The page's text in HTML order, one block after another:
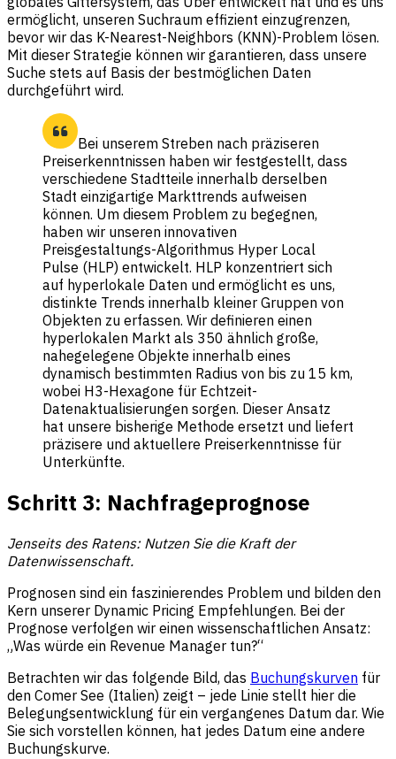
ermöglicht, unseren Suchraum effizient einzugrenzen,
bevor wir das K-Nearest-Neighbors (KNN)-Problem lösen.
Mit dieser Strategie können wir garantieren, dass unsere
Suche stets auf Basis der bestmöglichen Daten
durchgeführt wird.
Bei unserem Streben nach präziseren
Preiserkenntnissen haben wir festgestellt, dass
verschiedene Stadtteile innerhalb derselben
Stadt einzigartige Markttrends aufweisen
können. Um diesem Problem zu begegnen,
haben wir unseren innovativen
Preisgestaltungs-Algorithmus Hyper Local
Pulse (HLP) entwickelt. HLP konzentriert sich
auf hyperlokale Daten und ermöglicht es uns,
distinkte Trends innerhalb kleiner Gruppen von
Objekten zu erfassen. Wir definieren einen
hyperlokalen Markt als 350 ähnlich große,
nahegelegene Objekte innerhalb eines
dynamisch bestimmten Radius von bis zu 15 km,
wobei H3-Hexagone für Echtzeit-
Datenaktualisierungen sorgen. Dieser Ansatz
hat unsere bisherige Methode ersetzt und liefert
präzisere und aktuellere Preiserkenntnisse für
Unterkünfte.
Schritt 3: Nachfrageprognose
Jenseits des Ratens: Nutzen Sie die Kraft der
Datenwissenschaft.
Prognosen sind ein faszinierendes Problem und bilden den
Kern unserer Dynamic Pricing Empfehlungen. Bei der
Prognose verfolgen wir einen wissenschaftlichen Ansatz:
„Was würde ein Revenue Manager tun?“
Betrachten wir das folgende Bild, das Buchungskurven für
den Comer See (Italien) zeigt – jede Linie stellt hier die
Belegungsentwicklung für ein vergangenes Datum dar. Wie
Sie sich vorstellen können, hat jedes Datum eine andere
Buchungskurve.